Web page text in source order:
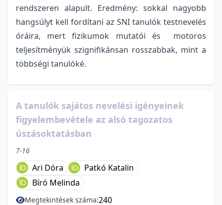
rendszeren alapult. Eredmény: sokkal nagyobb
hangsúlyt kell fordítani az SNI tanulók testnevelés
óráira, mert fizikumok mutatói és motoros
teljesítményük szignifikánsan rosszabbak, mint a
többségi tanulóké.
A tanulók sajátos nevelési igényeinek
figyelembevétele az alsó tagozatos
úszásoktatásban
7-16
Ari Dóra
Patkó Katalin
Bíró Melinda
Megtekintések száma:240